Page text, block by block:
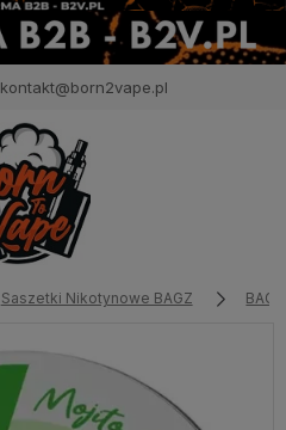
kontakt@born2vape.pl
Saszetki Nikotynowe BAGZ